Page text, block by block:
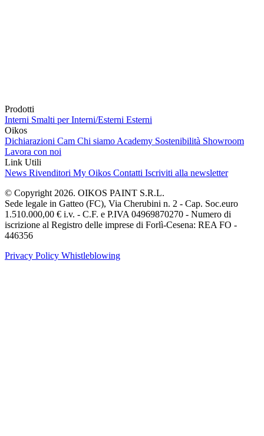
Prodotti
Interni Smalti per Interni/Esterni Esterni
Oikos
Dichiarazioni Cam Chi siamo Academy Sostenibilità Showroom
Lavora con noi
Link Utili
News Rivenditori My Oikos Contatti Iscriviti alla newsletter
© Copyright 2026. OIKOS PAINT S.R.L.
Sede legale in Gatteo (FC), Via Cherubini n. 2 - Cap. Soc.euro
1.510.000,00 € i.v. - C.F. e P.IVA 04969870270 - Numero di
iscrizione al Registro delle imprese di Forlì-Cesena: REA FO -
446356
Privacy Policy Whistleblowing